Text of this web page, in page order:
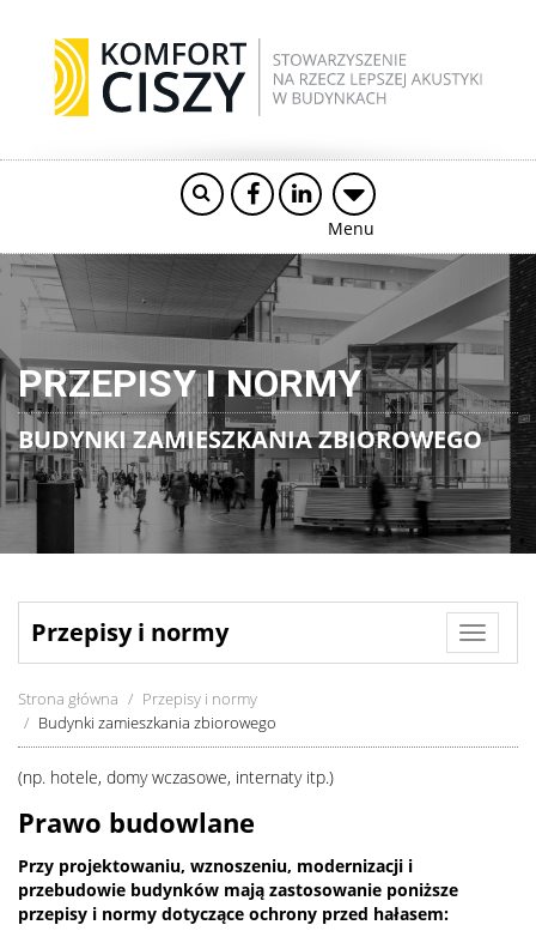
Menu
PRZEPISY I NORMY
BUDYNKI ZAMIESZKANIA ZBIOROWEGO
Toggle
Przepisy i normy
Strona główna
Przepisy i normy
Budynki zamieszkania zbiorowego
(np. hotele, domy wczasowe, internaty itp.)
Prawo budowlane
Przy projektowaniu, wznoszeniu, modernizacji i
przebudowie budynków mają zastosowanie poniższe
przepisy i normy dotyczące ochrony przed hałasem: